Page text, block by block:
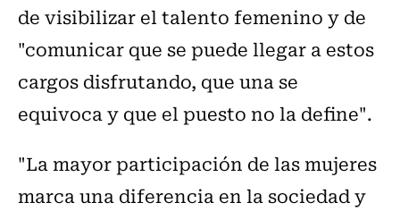
de visibilizar el talento femenino y de
"comunicar que se puede llegar a estos
cargos disfrutando, que una se
equivoca y que el puesto no la define".
"La mayor participación de las mujeres
marca una diferencia en la sociedad y